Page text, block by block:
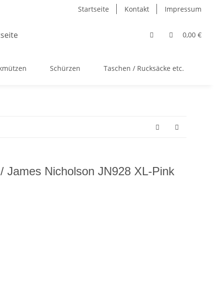
Startseite Kontakt Impressum
0,00 €
Schürzen Taschen / Rucksäcke etc.
James Nicholson JN928 XL-Pink